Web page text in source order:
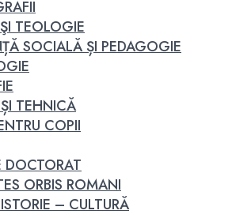
TEOLOGIE
SOCIALĂ ȘI PEDAGOGIE
TEHNICĂ
COPII
DOCTORAT
ORBIS ROMANI
– CULTURĂ